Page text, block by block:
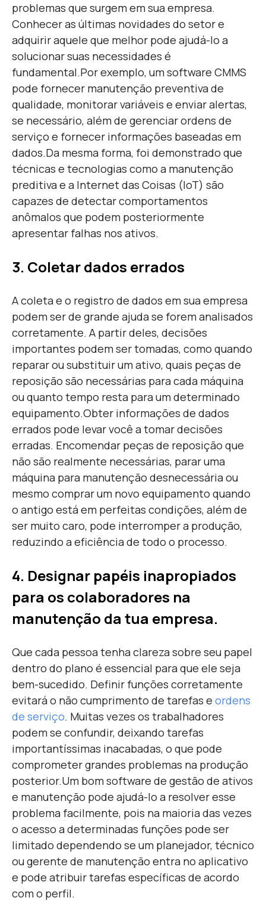
problemas que surgem em sua empresa.
Conhecer as últimas novidades do setor e
adquirir aquele que melhor pode ajudá-lo a
solucionar suas necessidades é
fundamental.Por exemplo, um software CMMS
pode fornecer manutenção preventiva de
qualidade, monitorar variáveis ​​e enviar alertas,
se necessário, além de gerenciar ordens de
serviço e fornecer informações baseadas em
dados.Da mesma forma, foi demonstrado que
técnicas e tecnologias como a manutenção
preditiva e a Internet das Coisas (IoT) são
capazes de detectar comportamentos
anômalos que podem posteriormente
apresentar falhas nos ativos.
3. Coletar dados errados
A coleta e o registro de dados em sua empresa
podem ser de grande ajuda se forem analisados
​​corretamente. A partir deles, decisões
importantes podem ser tomadas, como quando
reparar ou substituir um ativo, quais peças de
reposição são necessárias para cada máquina
ou quanto tempo resta para um determinado
equipamento.Obter informações de dados
errados pode levar você a tomar decisões
erradas. Encomendar peças de reposição que
não são realmente necessárias, parar uma
máquina para manutenção desnecessária ou
mesmo comprar um novo equipamento quando
o antigo está em perfeitas condições, além de
ser muito caro, pode interromper a produção,
reduzindo a eficiência de todo o processo.
4. Designar papéis inapropiados
para os colaboradores na
manutenção da tua empresa.
Que cada pessoa tenha clareza sobre seu papel
dentro do plano é essencial para que ele seja
bem-sucedido. Definir funções corretamente
evitará o não cumprimento de tarefas e ordens
de serviço. Muitas vezes os trabalhadores
podem se confundir, deixando tarefas
importantíssimas inacabadas, o que pode
comprometer grandes problemas na produção
posterior.Um bom software de gestão de ativos
e manutenção pode ajudá-lo a resolver esse
problema facilmente, pois na maioria das vezes
o acesso a determinadas funções pode ser
limitado dependendo se um planejador, técnico
ou gerente de manutenção entra no aplicativo
e pode atribuir tarefas específicas de acordo
com o perfil.